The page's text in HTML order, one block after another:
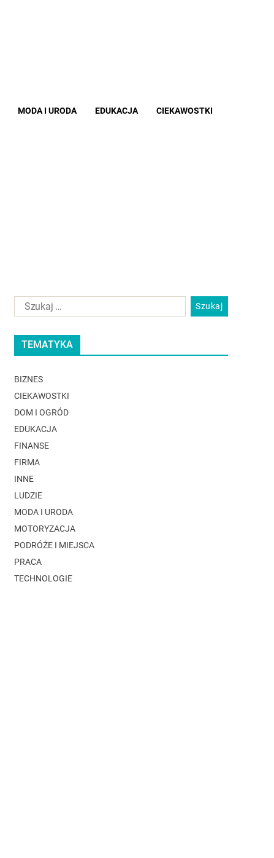
MODA I URODA EDUKACJA CIEKAWOSTKI
TEMATYKA
BIZNES
CIEKAWOSTKI
DOM I OGRÓD
EDUKACJA
FINANSE
FIRMA
INNE
LUDZIE
MODA I URODA
MOTORYZACJA
PODRÓŻE I MIEJSCA
PRACA
TECHNOLOGIE